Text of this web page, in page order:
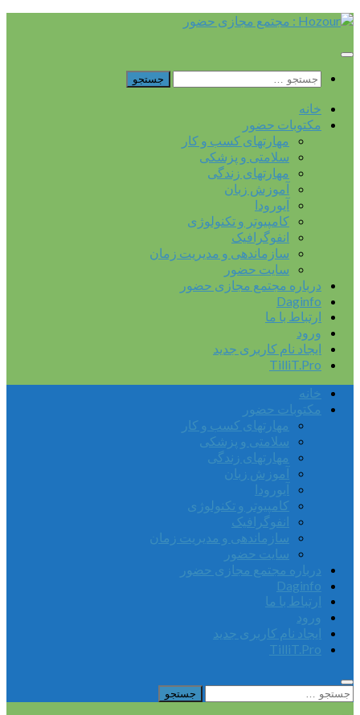
Skip
content
جستجو
برای:
خانه
مکتوبات حضور
مهارتهای کسب و کار
سلامتی و پزشکی
مهارتهای زندگی
آموزش زبان
آیورودا
کامپیوتر و تکنولوژی
انفوگرافیک
سازماندهی و مدیریت زمان
سایت حضور
درباره مجتمع مجازی حضور
Daginfo
ارتباط با ما
ورود
ایجاد نام کاربری جدید
TilliT.Pro
خانه
مکتوبات حضور
مهارتهای کسب و کار
سلامتی و پزشکی
مهارتهای زندگی
آموزش زبان
آیورودا
کامپیوتر و تکنولوژی
انفوگرافیک
سازماندهی و مدیریت زمان
سایت حضور
درباره مجتمع مجازی حضور
Daginfo
ارتباط با ما
ورود
ایجاد نام کاربری جدید
TilliT.Pro
جستجو
برای: